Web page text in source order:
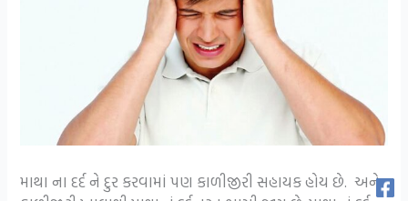
માથા ના દર્દ ને દુર કરવામાં પણ કાળીજીરી સહાયક હોય છે. અને